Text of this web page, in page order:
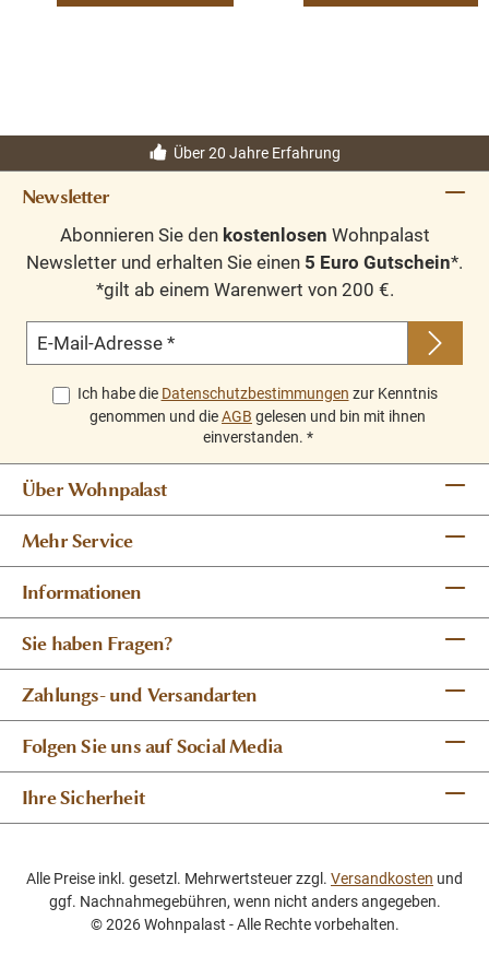
Über 20 Jahre Erfahrung
Newsletter
Abonnieren Sie den kostenlosen Wohnpalast
Newsletter und erhalten Sie einen 5 Euro Gutschein*.
*gilt ab einem Warenwert von 200 €.
E-Mail-Adresse *
Ich habe die Datenschutzbestimmungen zur Kenntnis
genommen und dieAGB gelesen und bin mit ihnen
einverstanden. *
Über Wohnpalast
Mehr Service
Informationen
Sie haben Fragen?
Zahlungs- und Versandarten
Folgen Sie uns auf Social Media
Ihre Sicherheit
Alle Preise inkl. gesetzl. Mehrwertsteuer zzgl. Versandkosten und
ggf. Nachnahmegebühren, wenn nicht anders angegeben.
© 2026 Wohnpalast - Alle Rechte vorbehalten.